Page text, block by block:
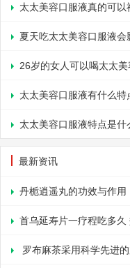
太太美容口服液真的可
夏天吃太太美容口服液
26岁的女人可以喝太太
太太美容口服液有什么特
太太美容口服液特点是什
最新资讯
丹栀逍遥丸的功效与作用
首乌延寿片一疗程吃多久
罗布麻茶采用科学先进